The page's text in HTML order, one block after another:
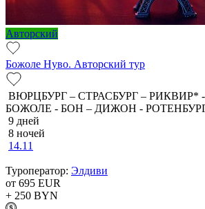
Авторский
Божоле Нуво. Авторский тур
ВЮРЦБУРГ – СТРАСБУРГ – РИКВИР*
БОЖОЛЕ - БОН – ДИЖОН -
9 дней
8 ночей
14.11
Туроператор: Элдиви
от 695 EUR
+ 250 BYN